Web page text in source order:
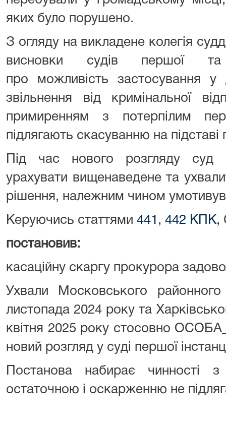
яких було порушено.
З огляду на викладене колегія
висновки судів першої та
про можливість застосування у
звільнення від кримінальної
примиренням з потерпілим
підлягають скасуванню на підставі
Під час нового розгляду суд
урахувати вищенаведене та
рішення, належним чином
Керуючись статтями 441 , 442 КПК,
постановив:
касаційну скаргу прокурора
Ухвали Московського
листопада 2024 року та
квітня 2025 року стосовно
новий розгляд у суді першої
Постанова набирає чинності
остаточною і оскарженню не